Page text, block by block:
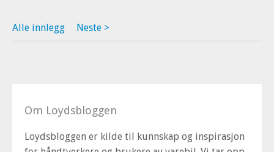
Alle innlegg Neste >
Om Loydsbloggen
Loydsbloggen er kilde til kunnskap og inspirasjon